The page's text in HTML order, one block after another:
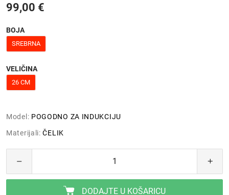
99,00 €
BOJA
SREBRNA
VELIČINA
26 CM
Model: POGODNO ZA INDUKCIJU
Materijali: ČELIK
DODAJTE U KOŠARICU